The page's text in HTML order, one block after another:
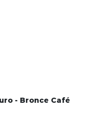
- Bronce Café